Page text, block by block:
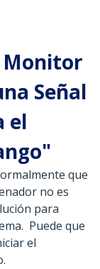
Monitor
Señal
el
que
no es
para
Puede que
el